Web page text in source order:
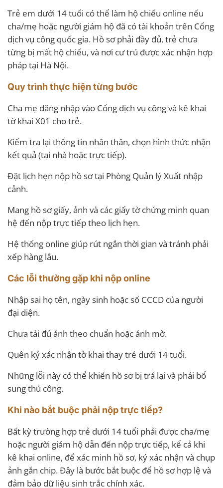
Trẻ em dưới 14 tuổi có thể làm hộ chiếu online nếu
cha/mẹ hoặc người giám hộ đã có tài khoản trên Cổng
dịch vụ công quốc gia. Hồ sơ phải đầy đủ, trẻ chưa
từng bị mất hộ chiếu, và nơi cư trú được xác nhận hợp
pháp tại Hà Nội.
Quy trình thực hiện từng bước
Cha mẹ đăng nhập vào Cổng dịch vụ công và kê khai
tờ khai X01 cho trẻ.
Kiểm tra lại thông tin nhân thân, chọn hình thức nhận
kết quả (tại nhà hoặc trực tiếp).
Đặt lịch hẹn nộp hồ sơ tại Phòng Quản lý Xuất nhập
cảnh.
Mang hồ sơ giấy, ảnh và các giấy tờ chứng minh quan
hệ đến nộp trực tiếp theo lịch hẹn.
Hệ thống online giúp rút ngắn thời gian và tránh phải
xếp hàng lâu.
Các lỗi thường gặp khi nộp online
Nhập sai họ tên, ngày sinh hoặc số CCCD của người
đại diện.
Chưa tải đủ ảnh theo chuẩn hoặc ảnh mờ.
Quên ký xác nhận tờ khai thay trẻ dưới 14 tuổi.
Những lỗi này có thể khiến hồ sơ bị trả lại và phải bổ
sung thủ công.
Khi nào bắt buộc phải nộp trực tiếp?
Bất kỳ trường hợp trẻ dưới 14 tuổi phải được cha/mẹ
hoặc người giám hộ dẫn đến nộp trực tiếp, kể cả khi
kê khai online, để xác minh hồ sơ, ký xác nhận và chụp
ảnh gắn chip. Đây là bước bắt buộc để hồ sơ hợp lệ và
đảm bảo dữ liệu sinh trắc chính xác.